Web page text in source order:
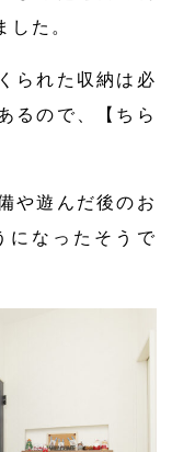
した。
られた収納は必
るので、【ちら
や遊んだ後のお
になったそうで